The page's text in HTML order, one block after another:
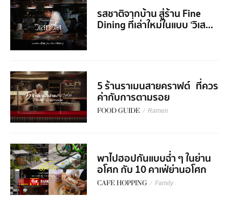
รสชาติจากบ้าน สู่ร้าน Fine
Dining ที่เล่าใหม่ในแบบ ‘วิเส...
5 ร้านราเมนสายคราฟต์ ที่ควร
ค่ากับการตามรอย
FOOD GUIDE / Ramen
พาไปฮอปกันแบบฉ่ำ ๆ ในย่าน
อโศก กับ 10 คาเฟ่ย่านอโศก
CAFE HOPPING / Family